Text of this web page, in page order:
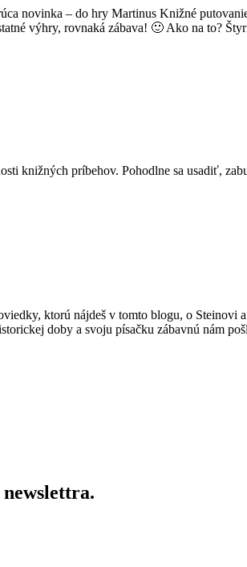
novinka – do hry Martinus Knižné
výhry, rovnaká zábava! 🙂 Ako na to?
príbehov. Pohodlne sa usadiť,
ktorú nájdeš v tomto blogu, o Steinovi
doby a svoju písačku zábavnú nám